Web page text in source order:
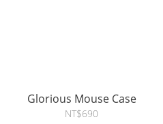
Glorious Mouse Case
NT$690